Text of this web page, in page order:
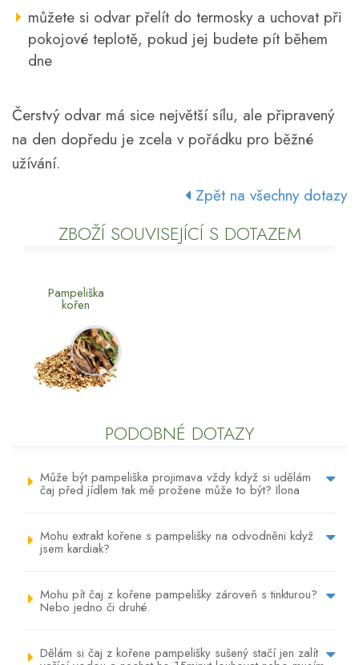
můžete si odvar přelít do termosky a uchovat při
pokojové teplotě, pokud jej budete pít během
dne
Čerstvý odvar má sice největší sílu, ale připravený
na den dopředu je zcela v pořádku pro běžné
užívání.
Zpět na všechny dotazy
ZBOŽÍ SOUVISEJÍCÍ S DOTAZEM
Pampeliška
kořen
PODOBNÉ DOTAZY
Může být pampeliška projimava vždy když si udělám
čaj před jídlem tak mě prožene může to být? Ilona
Mohu extrakt kořene s pampelišky na odvodněni když
jsem kardiak?
Mohu pít čaj z kořene pampelišky zároveň s tinkturou?
Nebo jedno či druhé.
Dělám si čaj z kořene pampelišky sušený stačí jen zalít